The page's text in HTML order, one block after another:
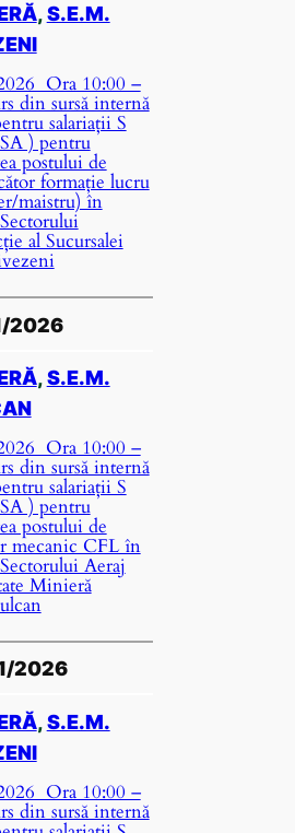
, S.E.M.
Ora 10:00 –
din sursă internă
salariații S
) pentru
postului de
formație lucru
maistru) în
al Sucursalei
2026
, S.E.M.
Ora 10:00 –
din sursă internă
salariații S
) pentru
postului de
mecanic CFL în
Aeraj
Minieră
2026
, S.E.M.
Ora 10:00 –
din sursă internă